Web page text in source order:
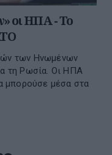
οι ΗΠΑ - Το
των Ηνωμένων
τη Ρωσία. Οι ΗΠΑ
μπορούσε μέσα στα